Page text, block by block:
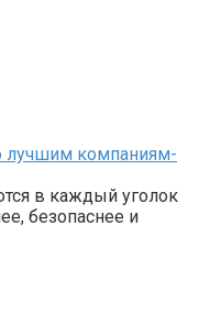
лучшим компаниям-
в каждый уголок
безопаснее и